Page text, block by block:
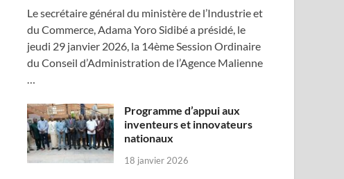
Le secrétaire général du ministère de l’Industrie et
du Commerce, Adama Yoro Sidibé a présidé, le
jeudi 29 janvier 2026, la 14ème Session Ordinaire
du Conseil d’Administration de l’Agence Malienne
…
Programme d’appui aux
inventeurs et innovateurs
nationaux
18 janvier 2026